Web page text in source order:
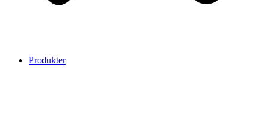
Produkter